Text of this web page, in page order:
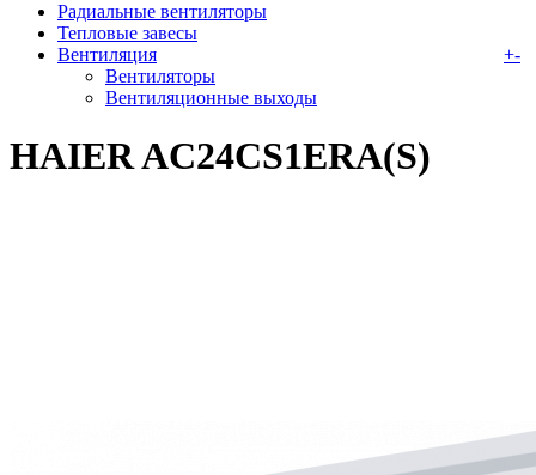
Радиальные вентиляторы
Тепловые завесы
Вентиляция
+-
Вентиляторы
Вентиляционные выходы
HAIER AC24CS1ERA(S)